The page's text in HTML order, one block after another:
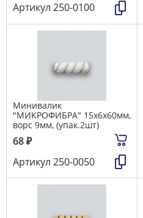
Артикул 250-0100
Минивалик
"МИКРОФИБРА" 15х6х60мм,
ворс 9мм, (упак.2шт)
68₽
Артикул 250-0050